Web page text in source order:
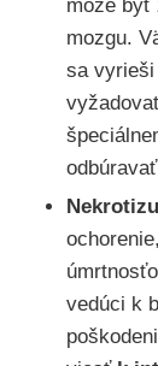
môže byť
mozgu.
sa
vedúci k